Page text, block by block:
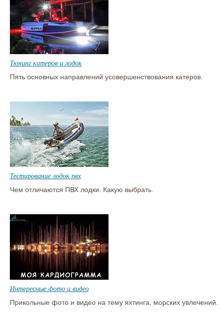
Тюнинг катеров и лодок
Пять основных направлений усовершенствования катеров.
Тестирование лодок пвх
Чем отличаются ПВХ лодки. Какую выбрать.
Интересные фото и видео
Прикольные фото и видео на тему яхтинга, морских увлечений.